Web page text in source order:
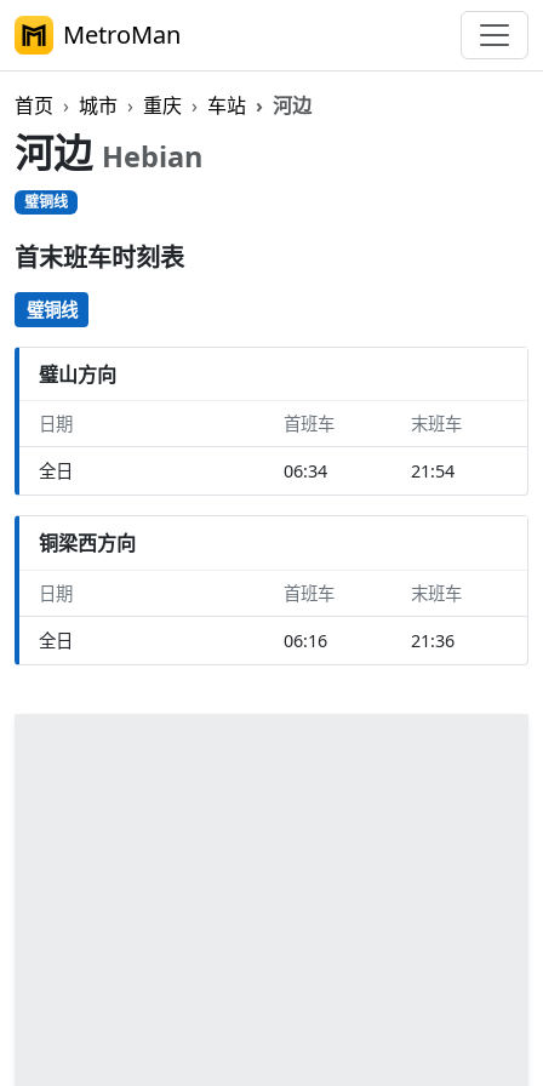
MetroMan
首页 城市 重庆 车站 河边
河边 Hebian
璧铜线
首末班车时刻表
璧铜线
璧山方向
日期 首班车 末班车
全日 06:34 21:54
铜梁西方向
日期 首班车 末班车
全日 06:16 21:36